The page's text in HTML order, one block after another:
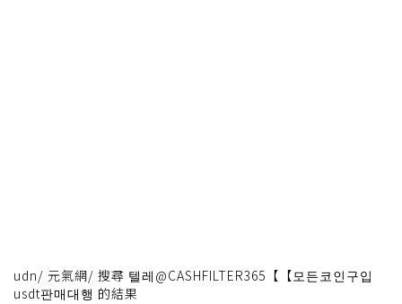
udn/ 元氣網/ 搜尋 텔레@CASHFILTER365【【모든코인구입
usdt판매대행 的結果